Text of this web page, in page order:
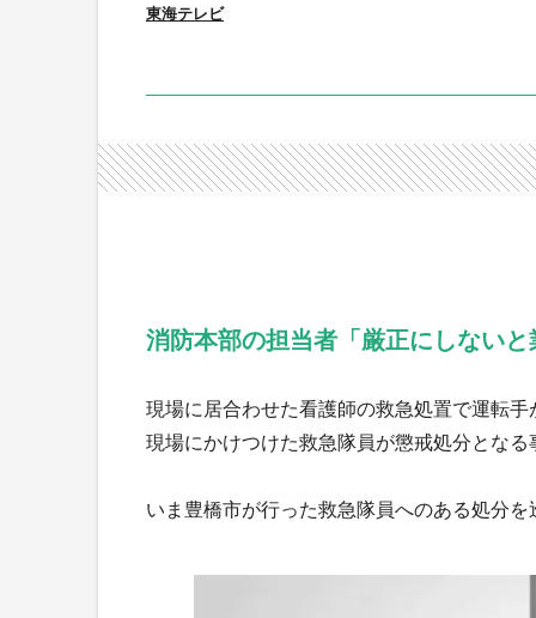
東海テレビ
消防本部の担当者「厳正にしない
現場に居合わせた看護師の救急処置で運転
現場にかけつけた救急隊員が懲戒処分となる
いま豊橋市が行った救急隊員へのある処分